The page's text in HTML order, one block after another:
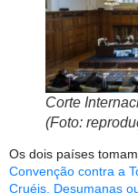
Corte
(Foto:
Os dois países
Convenção contra a
Cruéis, Desumanas